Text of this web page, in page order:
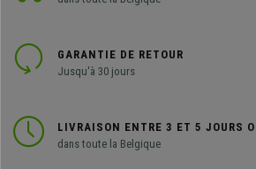
GARANTIE DE RETOUR
Jusqu'à 30 jours
LIVRAISON ENTRE 3 ET 5 JOURS
dans toute la Belgique